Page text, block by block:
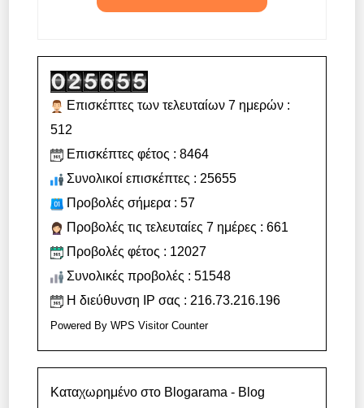
Επισκέπτες των τελευταίων 7 ημερών :
512
Επισκέπτες φέτος : 8464
Συνολικοί επισκέπτες : 25655
Προβολές σήμερα : 57
Προβολές τις τελευταίες 7 ημέρες : 661
Προβολές φέτος : 12027
Συνολικές προβολές : 51548
Η διεύθυνση IP σας : 216.73.216.196
Powered ByWPS Visitor Counter
Καταχωρημένο στο Blogarama - Blog